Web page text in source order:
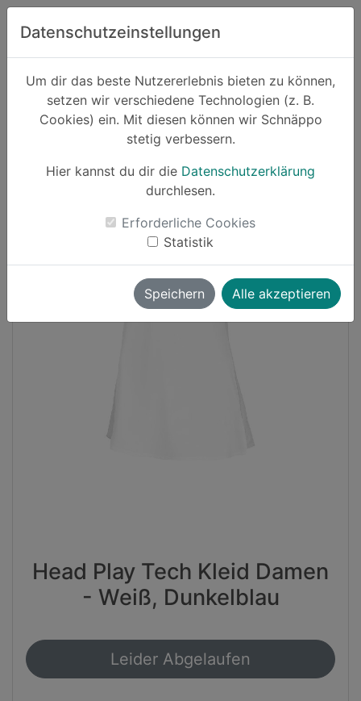
Zum Hauptinhalt springen
Datenschutzeinstellungen
Um dir das beste Nutzererlebnis bieten zu können,
setzen wir verschiedene Technologien (z. B.
Cookies) ein. Mit diesen können wir Schnäppo
stetig verbessern.
Hier kannst du dir die Datenschutzerklärung
durchlesen.
Erforderliche Cookies
Statistik
Speichern Alle akzeptieren
Suchen
Schnäppchen Sport und Freizeit
Cashback
Head Play Tech Kleid Damen
- Weiß, Dunkelblau
Leider Abgelaufen